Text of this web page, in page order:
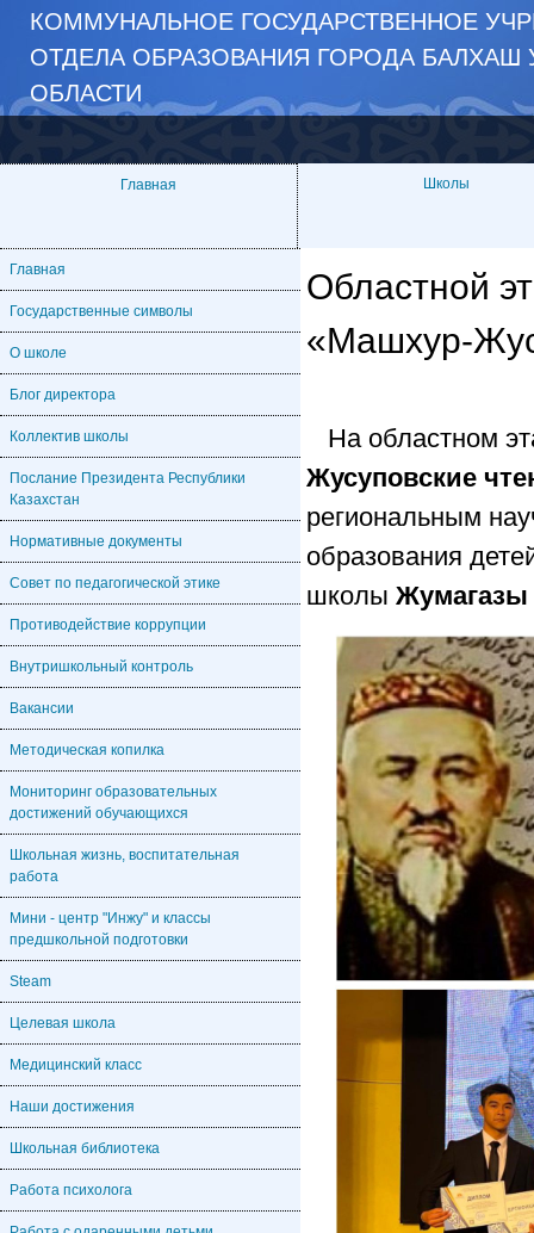
КОММУНАЛЬНОЕ ГОСУДАРСТВЕННОЕ
ОТДЕЛА ОБРАЗОВАНИЯ ГОРОДА БАЛХАШ
ОБЛАСТИ
Главная Школы
Главная
Государственные символы
О школе
Блог директора
Коллектив школы
Послание Президента Республики
Казахстан
Нормативные документы
Совет по педагогической этике
Противодействие коррупции
Внутришкольный контроль
Вакансии
Методическая копилка
Мониторинг образовательных
достижений обучающихся
Школьная жизнь, воспитательная
работа
Мини - центр "Инжу" и классы
предшкольной подготовки
Steam
Целевая школа
Медицинский класс
Наши достижения
Школьная библиотека
Работа психолога
Областной
«Машхур-
На областном
Жусуповские
региональным
образования
школы